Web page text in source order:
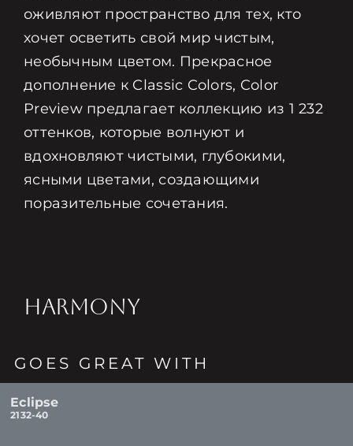
оживляют пространство для тех, кто
хочет осветить свой мир чистым,
необычным цветом. Прекрасное
дополнение к Classic Colors, Color
Preview предлагает коллекцию из 1 232
оттенков, которые волнуют и
вдохновляют чистыми, глубокими,
ясными цветами, создающими
поразительные сочетания.
HARMONY
GOES GREAT WITH
Eclipse
2132-40